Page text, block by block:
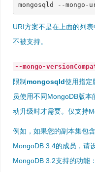
mongosqld --mongo-
URI方案不是在上面的列表
不被支持。
--mongo-
限制 mongosqld使用指定
员使用不同MongoDB版
动升级时才需要。仅支持
例如，如果您的副本集包
MongoDB 3.4的成员，请
MongoDB 3.2支持的功能：